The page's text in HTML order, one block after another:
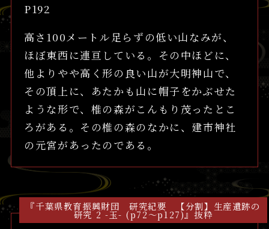
P192
高さ100メートル足らずの低い山なみが、
ほぼ東西に連亘している。その中ほどに、
他よりやや高く形の良い山が大明神山で、
その頂上に、あたかも山に帽子をかぶせた
ような形で、椎の森がこんもり茂ったとこ
ろがある。その椎の森のなかに、建市神社
の元宮があったのである。
『千葉県教育振興財団 研究紀要 【分割】生産遺跡の
研究 2 -玉- (p72～p127)』抜粋